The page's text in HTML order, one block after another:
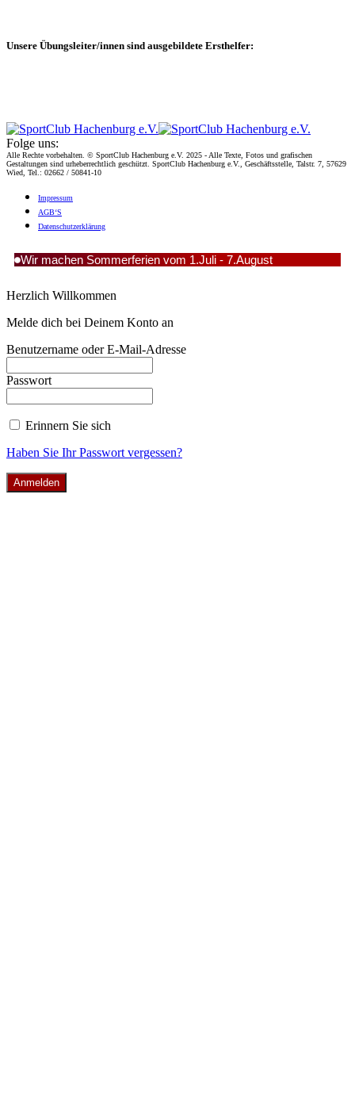
Unsere Übungsleiter/innen sind ausgebildete Ersthelfer:
Folge uns:
Alle Rechte vorbehalten. © SportClub Hachenburg e.V. 2025 - Alle Texte, Fotos und grafischen
Gestaltungen sind urheberrechtlich geschützt. SportClub Hachenburg e.V., Geschäftsstelle, Talstr. 7, 57629
Wied, Tel.: 02662 / 50841-10
Impres­sum
AGB‘S
Daten­schutz­er­klä­rung
Wir machen Sommerferien vom 1.Juli - 7.August
Herzlich Willkommen
Melde dich bei Deinem Konto an
Benutzername oder E-Mail-Adresse
Passwort
Erinnern Sie sich
Haben Sie Ihr Passwort vergessen?